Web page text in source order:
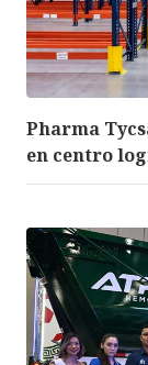
Pharma
en centro